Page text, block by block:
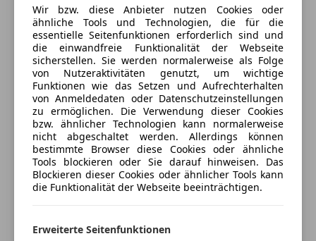
Tempomat
Unterhaltung/Media
Bordcomputer
CD
Radio
USB
Sicherheit
ABS
Beifahrerairbag
ESP
Isofix
Versicherungsschutz an Ihre Bedürfnisse
anpassen
Freischaden-Gutschein ab Stufe 0
Auto einfach online versichern & Rabatt holen
Jetzt berechnen
Verkäufer Privat
8151 Hitzendorf, AT
Wir bzw. diese Anbieter nutzen Cookies oder
ähnliche Tools und Technologien, die für die
essentielle Seitenfunktionen erforderlich sind und
die einwandfreie Funktionalität der Webseite
sicherstellen. Sie werden normalerweise als Folge
von Nutzeraktivitäten genutzt, um wichtige
Funktionen wie das Setzen und Aufrechterhalten
von Anmeldedaten oder Datenschutzeinstellungen
zu ermöglichen. Die Verwendung dieser Cookies
bzw. ähnlicher Technologien kann normalerweise
nicht abgeschaltet werden. Allerdings können
bestimmte Browser diese Cookies oder ähnliche
Tools blockieren oder Sie darauf hinweisen. Das
Blockieren dieser Cookies oder ähnlicher Tools kann
die Funktionalität der Webseite beeinträchtigen.
Erweiterte Seitenfunktionen